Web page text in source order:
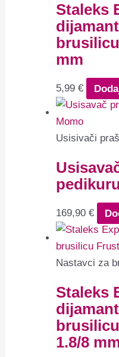
Staleks
mm
5,99€
Usisivači
169,90€
Nastavci za
Staleks
1.8/8